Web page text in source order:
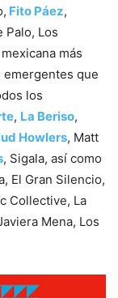
Fito Páez,
Palo, Los
más
emergentes que
los
, La Beriso,
Howlers, Matt
, Sigala, así como
El Gran Silencio,
Collective, La
Mena, Los